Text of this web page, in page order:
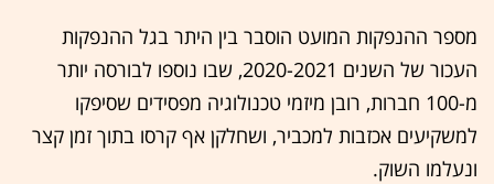
מספר ההנפקות המועט הוסבר בין היתר בגל ההנפקות
העכור של השנים 2020-2021, שבו נוספו לבורסה יותר
מ-100 חברות, רובן מיזמי טכנולוגיה מפסידים שסיפקו
למשקיעים אכזבות למכביר, ושחלקן אף קרסו בתוך זמן קצר
ונעלמו השוק.